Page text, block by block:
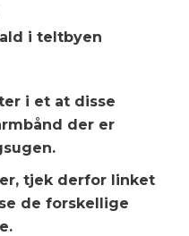
i teltbyen
i et at disse
der er
tjek derfor linket
de forskellige